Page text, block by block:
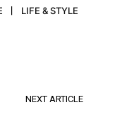
LIFE & STYLE
NEXT ARTICLE